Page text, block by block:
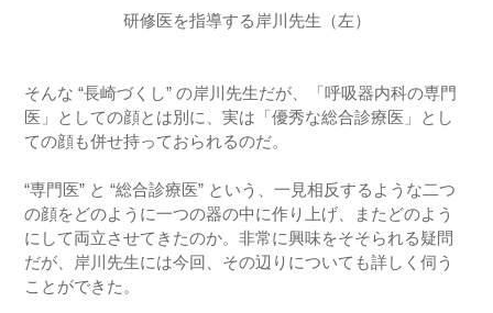
研修医を指導する岸川先生（左）
そんな “長崎づくし” の岸川先生だが、「呼吸器内科の専門
医」としての顔とは別に、実は「優秀な総合診療医」とし
ての顔も併せ持っておられるのだ。
“専門医” と “総合診療医” という、一見相反するような二つ
の顔をどのように一つの器の中に作り上げ、またどのよう
にして両立させてきたのか。非常に興味をそそられる疑問
だが、岸川先生には今回、その辺りについても詳しく伺う
ことができた。